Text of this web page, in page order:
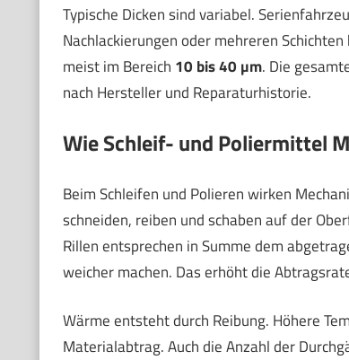
Typische Dicken sind variabel.
Nachlackierungen oder mehreren
meist im Bereich 10 bis 40 µm. Die
nach Hersteller und Reparaturhistorie.
Wie Schleif- und Poliermittel
Beim Schleifen und Polieren wirken
schneiden, reiben und schaben auf der
Rillen entsprechen in Summe dem
weicher machen. Das erhöht die
Wärme entsteht durch Reibung. Höhere
Materialabtrag. Auch die Anzahl der